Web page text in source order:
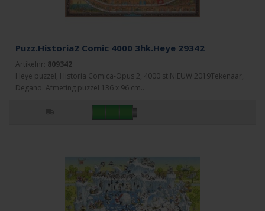
Puzz.Historia2 Comic 4000 3hk.Heye 29342
Artikelnr: 809342
Heye puzzel, Historia Comica-Opus 2, 4000 st.NIEUW 2019Tekenaar,
Degano. Afmeting puzzel 136 x 96 cm..